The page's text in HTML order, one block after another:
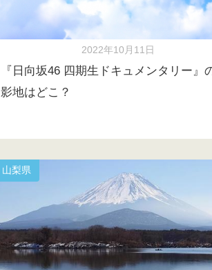
2022年10月11日
『日向坂46 四期生ドキュメンタリー』
影地はどこ？
山梨県